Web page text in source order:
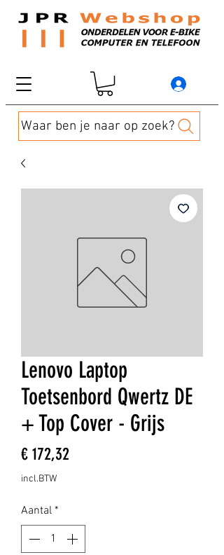
Waar ben je naar op zoek?
Lenovo Laptop
Toetsenbord Qwertz DE
+ Top Cover - Grijs
€ 172,32
incl.BTW
Aantal *